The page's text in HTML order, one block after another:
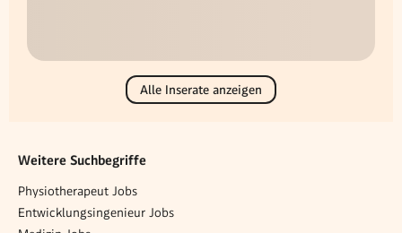
Alle Inserate anzeigen
Weitere Suchbegriffe
Physiotherapeut Jobs
Entwicklungsingenieur Jobs